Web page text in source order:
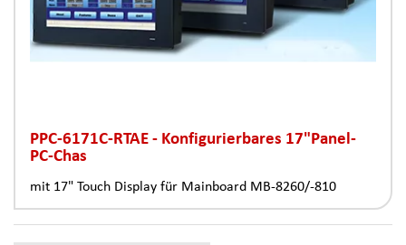
PPC-6171C-RTAE - Konfigurierbares 17"Panel-
PC-Chas
mit 17" Touch Display für Mainboard MB-8260/-810